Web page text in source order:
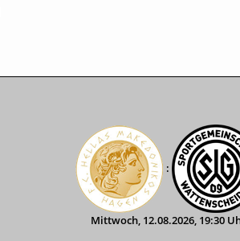
:
Mittwoch, 12.08.2026, 19:30